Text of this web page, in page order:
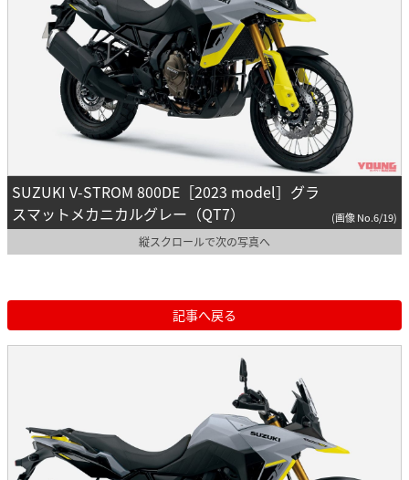
SUZUKI V-STROM 800DE［2023 model］グラ
スマットメカニカルグレー（QT7）
(画像 No.6/19)
縦スクロールで次の写真へ
記事へ戻る